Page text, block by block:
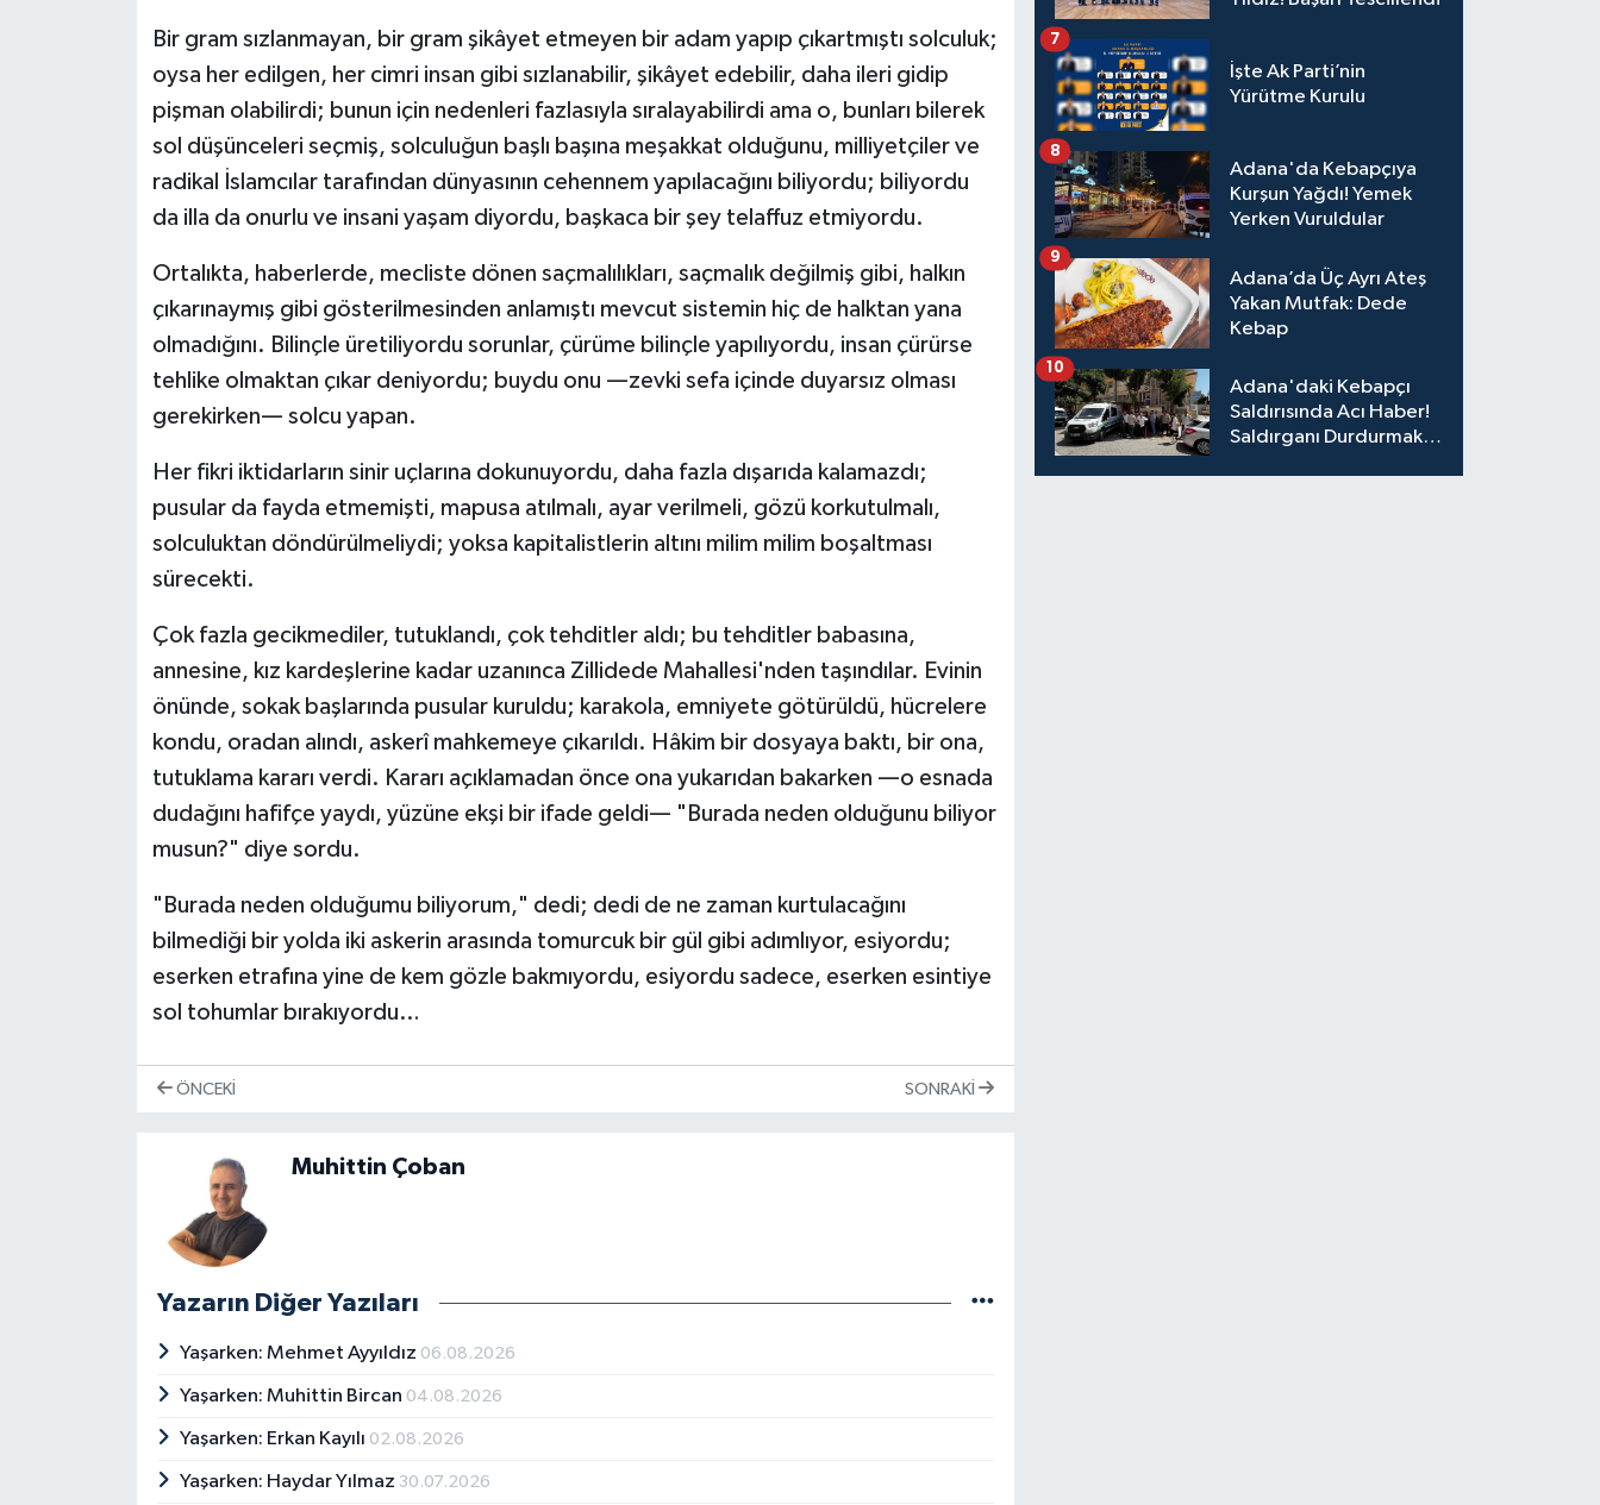
Bir gram sızlanmayan, bir gram şikâyet etmeyen bir adam yapıp çıkartmıştı solculuk;
oysa her edilgen, her cimri insan gibi sızlanabilir, şikâyet edebilir, daha ileri gidip
pişman olabilirdi; bunun için nedenleri fazlasıyla sıralayabilirdi ama o, bunları bilerek
sol düşünceleri seçmiş, solculuğun başlı başına meşakkat olduğunu, milliyetçiler ve
radikal İslamcılar tarafından dünyasının cehennem yapılacağını biliyordu; biliyordu
da illa da onurlu ve insani yaşam diyordu, başkaca bir şey telaffuz etmiyordu.
Ortalıkta, haberlerde, mecliste dönen saçmalılıkları, saçmalık değilmiş gibi, halkın
çıkarınaymış gibi gösterilmesinden anlamıştı mevcut sistemin hiç de halktan yana
olmadığını. Bilinçle üretiliyordu sorunlar, çürüme bilinçle yapılıyordu, insan çürürse
tehlike olmaktan çıkar deniyordu; buydu onu —zevki sefa içinde duyarsız olması
gerekirken— solcu yapan.
Her fikri iktidarların sinir uçlarına dokunuyordu, daha fazla dışarıda kalamazdı;
pusular da fayda etmemişti, mapusa atılmalı, ayar verilmeli, gözü korkutulmalı,
solculuktan döndürülmeliydi; yoksa kapitalistlerin altını milim milim boşaltması
sürecekti.
Çok fazla gecikmediler, tutuklandı, çok tehditler aldı; bu tehditler babasına,
annesine, kız kardeşlerine kadar uzanınca Zillidede Mahallesi'nden taşındılar. Evinin
önünde, sokak başlarında pusular kuruldu; karakola, emniyete götürüldü, hücrelere
kondu, oradan alındı, askerî mahkemeye çıkarıldı. Hâkim bir dosyaya baktı, bir ona,
tutuklama kararı verdi. Kararı açıklamadan önce ona yukarıdan bakarken —o esnada
dudağını hafifçe yaydı, yüzüne ekşi bir ifade geldi— "Burada neden olduğunu biliyor
musun?" diye sordu.
"Burada neden olduğumu biliyorum," dedi; dedi de ne zaman kurtulacağını
bilmediği bir yolda iki askerin arasında tomurcuk bir gül gibi adımlıyor, esiyordu;
eserken etrafına yine de kem gözle bakmıyordu, esiyordu sadece, eserken esintiye
sol tohumlar bırakıyordu…
ÖNCEKI SONRAKI
Muhittin Çoban
Yazarın Diğer Yazıları
Yaşarken: Mehmet Ayyıldız 06.08.2026
Yaşarken: Muhittin Bircan 04.08.2026
Yaşarken: Erkan Kayılı 02.08.2026
Yaşarken: Haydar Yılmaz 30.07.2026
İşte Ak Parti’nin
Yürütme Kurulu
7
Adana'da Kebapçıya
Kurşun Yağdı! Yemek
Yerken Vuruldular
8
Adana’da Üç Ayrı Ateş
Yakan Mutfak: Dede
Kebap
9
Adana'daki Kebapçı
Saldırısında Acı Haber!
Saldırganı Durdurmak
10